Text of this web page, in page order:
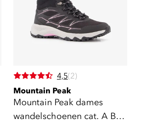
4,5(2)
Mountain Peak
Mountain Peak dames
wandelschoenen cat. A B